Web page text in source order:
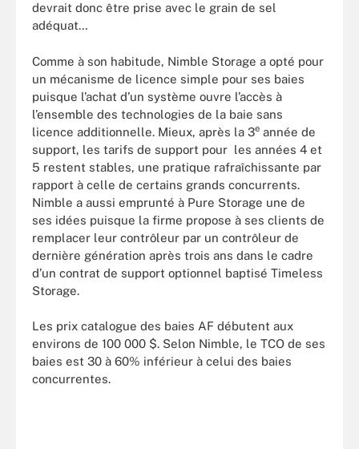
devrait donc être prise avec le grain de sel
adéquat…
Comme à son habitude, Nimble Storage a opté pour
un mécanisme de licence simple pour ses baies
puisque l’achat d’un système ouvre l’accès à
l’ensemble des technologies de la baie sans
licence additionnelle. Mieux, après la 3e année de
support, les tarifs de support pour les années 4 et
5 restent stables, une pratique rafraîchissante par
rapport à celle de certains grands concurrents.
Nimble a aussi emprunté à Pure Storage une de
ses idées puisque la firme propose à ses clients de
remplacer leur contrôleur par un contrôleur de
dernière génération après trois ans dans le cadre
d’un contrat de support optionnel baptisé Timeless
Storage.
Les prix catalogue des baies AF débutent aux
environs de 100 000 $. Selon Nimble, le TCO de ses
baies est 30 à 60% inférieur à celui des baies
concurrentes.